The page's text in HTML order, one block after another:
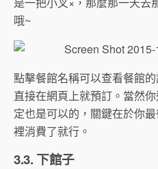
哦~
點擊餐館名稱可以查看餐館
直接在網頁上就預訂。當然
定也是可以的，關鍵在於你
裡消費了就行。
3.3. 下館子